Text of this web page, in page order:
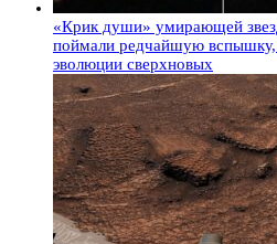
«Крик души» умирающей
поймали редчайшую
эволюции сверхновых